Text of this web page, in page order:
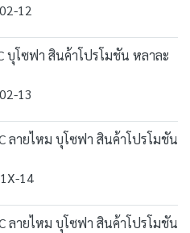
12
บุโซฟา สินค้าโปรโมชัน หลาละ
13
ลายไหม บุโซฟา สินค้าโปรโมชัน
14
ลายไหม บุโซฟา สินค้าโปรโมชัน